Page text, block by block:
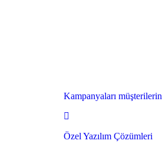
Kampanyaları
Özel Yazılım Çözümleri